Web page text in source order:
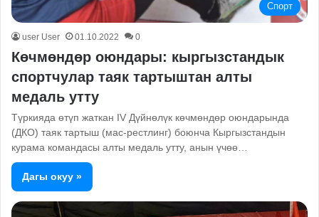
Спорт
user User 01.10.2022 0
Көчмөндөр оюндары: кыргызстандык
спортчулар таяк тартыштан алты
медаль утту
Түркияда өтүп жаткан IV Дүйнөлүк көчмөндөр оюндарында
(ДКО) таяк тартыш (мас-рестлинг) боюнча Кыргызстандын
курама командасы алты медаль утту, анын үчөө…
Дагы окуу »